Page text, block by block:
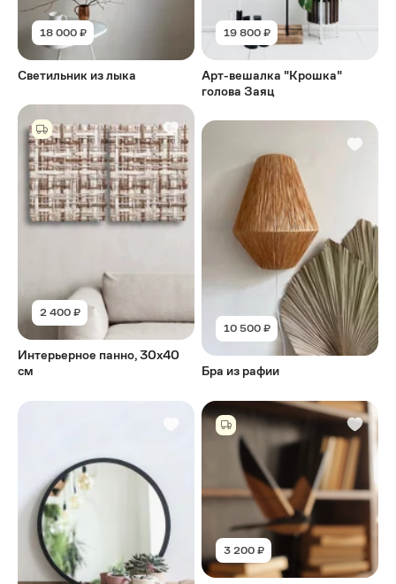
18 000 ₽
Светильник из лыка
2 400 ₽
Интерьерное панно, 30х40
см
19 800 ₽
Арт-вешалка "Крошка"
голова Заяц
10 500 ₽
Бра из рафии
3 200 ₽